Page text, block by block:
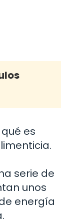
es
serie de
unos
energía